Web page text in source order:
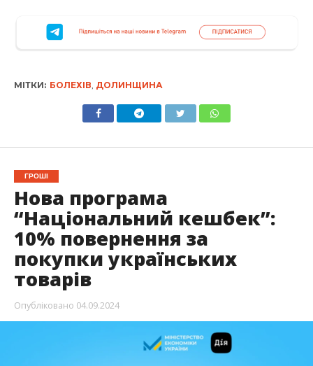
МІТКИ: БОЛЕХІВ, ДОЛИНЩИНА
ГРОШІ
Нова програма
“Національний кешбек”:
10% повернення за
покупки українських
товарів
Опубліковано 04.09.2024